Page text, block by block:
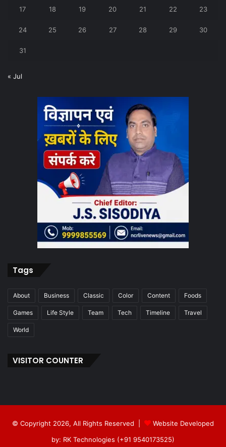
17 18 19 20 21 22 23
24 25 26 27 28 29 30
31
« Jul
Tags
About Business Classic Color Content Foods
Games Life Style Team Tech Timeline Travel
World
VISITOR COUNTER
© Copyright 2026, All Rights Reserved |
Website Developed
by: RK Technologies (+91 9540173525)